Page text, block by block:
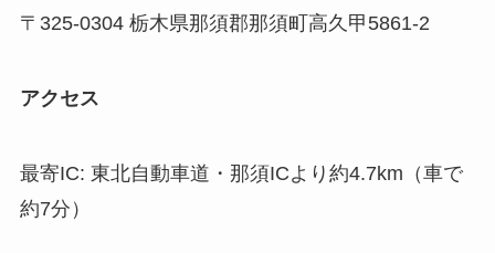
〒325-0304 栃木県那須郡那須町高久甲5861-2
アクセス
最寄IC: 東北自動車道・那須ICより約4.7km（車で
約7分）